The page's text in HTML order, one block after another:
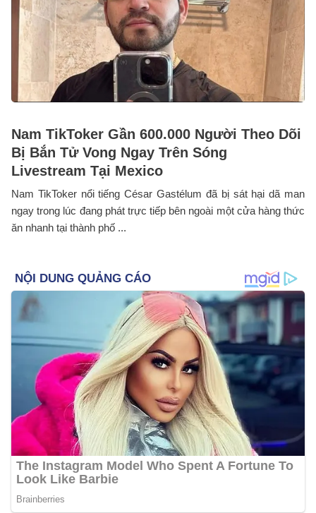
Nam TikToker Gần 600.000 Người Theo Dõi
Bị Bắn Tử Vong Ngay Trên Sóng
Livestream Tại Mexico
Nam TikToker nổi tiếng César Gastélum đã bị sát hại dã man
ngay trong lúc đang phát trực tiếp bên ngoài một cửa hàng thức
ăn nhanh tại thành phố ...